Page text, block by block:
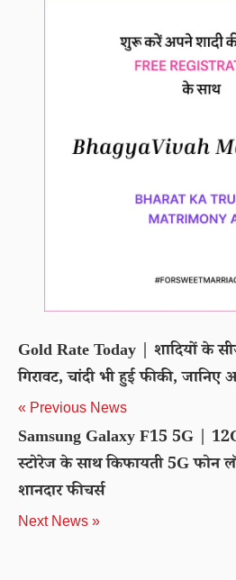
Gold Rate Today | शादियों के
गिरावट, चांदी भी हुई फीकी,
« Previous News
Samsung Galaxy F15 5G |
स्टोरेज के साथ किफायती 5G फोन
शानदार फीचर्स
Next News »